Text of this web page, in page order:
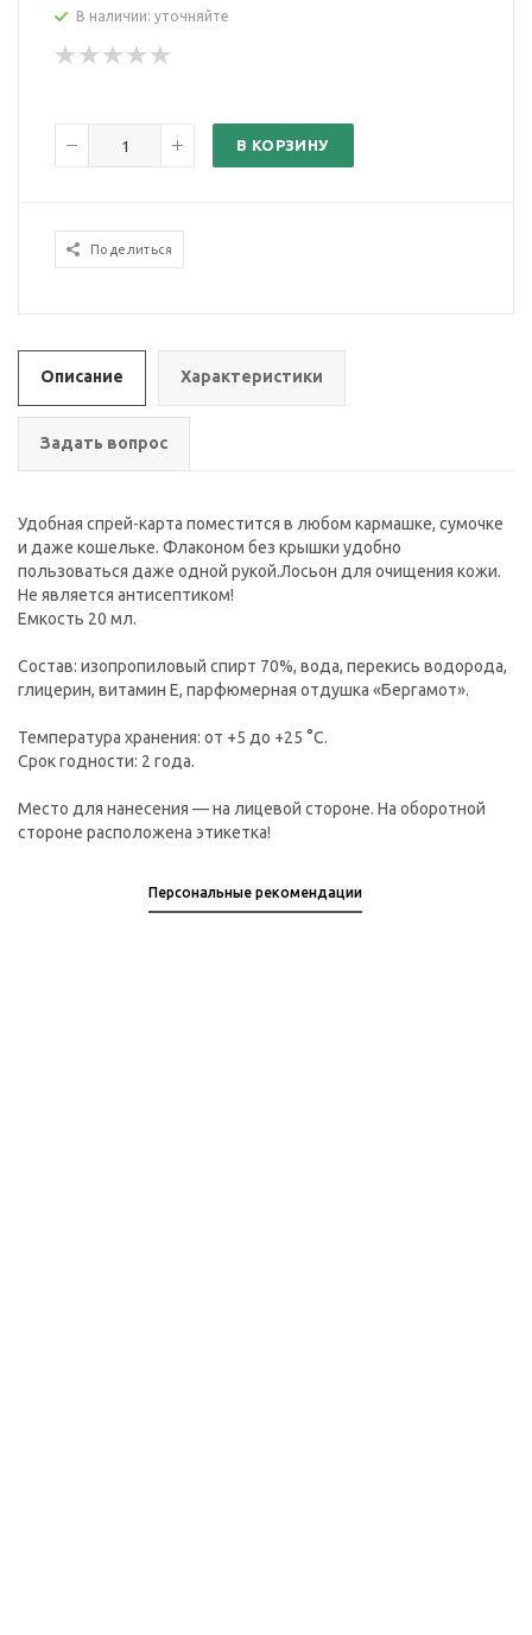
В наличии: уточняйте
В КОРЗИНУ
Поделиться
Описание Характеристики
Задать вопрос
Удобная спрей-карта поместится в любом кармашке, сумочке
и даже кошельке. Флаконом без крышки удобно
пользоваться даже одной рукой.Лосьон для очищения кожи.
Не является антисептиком!
Емкость 20 мл.
Состав: изопропиловый спирт 70%, вода, перекись водорода,
глицерин, витамин Е, парфюмерная отдушка «Бергамот».
Температура хранения: от +5 до +25 °C.
Срок годности: 2 года.
Место для нанесения — на лицевой стороне. На оборотной
стороне расположена этикетка!
Персональные рекомендации